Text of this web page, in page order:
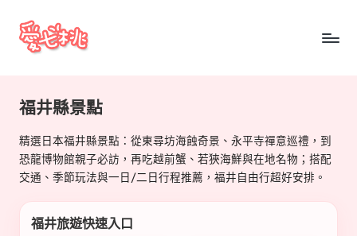
Skip
七
桃
玩
日
本
福井縣景點
精選日本福井縣景點：從東尋坊海蝕奇景、永平寺禪意巡禮，到
恐龍博物館親子必訪，再吃越前蟹、若狹海鮮與在地名物；搭配
交通、季節玩法與一日/二日行程推薦，福井自由行超好安排。
福井旅遊快速入口